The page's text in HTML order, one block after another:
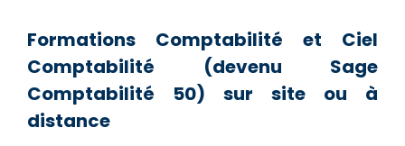
Formations Comptabilité et Ciel
Comptabilité (devenu Sage
Comptabilité 50) sur site ou à
distance